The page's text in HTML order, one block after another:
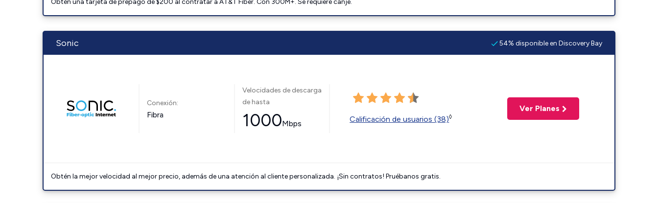
Obtén una tarjeta de prepago de $200 al contratar a AT&T Fiber. Con 300M+. Se requiere canje.
Sonic 54% disponible en Discovery Bay
Conexión:
Fibra
Velocidades de descarga
de hasta
1000Mbps Calificación de usuarios (38)◊
Ver Planes
Obtén la mejor velocidad al mejor precio, además de una atención al cliente personalizada. ¡Sin contratos! Pruébanos gratis.